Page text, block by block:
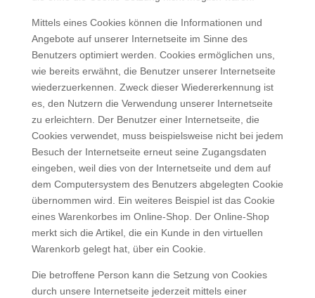
Mittels eines Cookies können die Informationen und
Angebote auf unserer Internetseite im Sinne des
Benutzers optimiert werden. Cookies ermöglichen uns,
wie bereits erwähnt, die Benutzer unserer Internetseite
wiederzuerkennen. Zweck dieser Wiedererkennung ist
es, den Nutzern die Verwendung unserer Internetseite
zu erleichtern. Der Benutzer einer Internetseite, die
Cookies verwendet, muss beispielsweise nicht bei jedem
Besuch der Internetseite erneut seine Zugangsdaten
eingeben, weil dies von der Internetseite und dem auf
dem Computersystem des Benutzers abgelegten Cookie
übernommen wird. Ein weiteres Beispiel ist das Cookie
eines Warenkorbes im Online-Shop. Der Online-Shop
merkt sich die Artikel, die ein Kunde in den virtuellen
Warenkorb gelegt hat, über ein Cookie.
Die betroffene Person kann die Setzung von Cookies
durch unsere Internetseite jederzeit mittels einer